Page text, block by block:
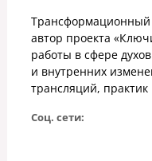
автор проекта
работы в сфере
и внутренних
трансляций,
Соц. сети: